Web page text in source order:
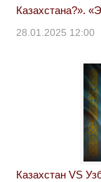
Казахстана?».
28.01.2025 12:00
Казахстан VS